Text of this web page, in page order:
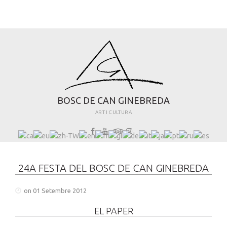
BOSC DE CAN GIN EBREDA
ART I CULTURA
24A FESTA DEL BOSC DE CAN GINEBREDA
on 01 Setembre 2012
EL PAPER